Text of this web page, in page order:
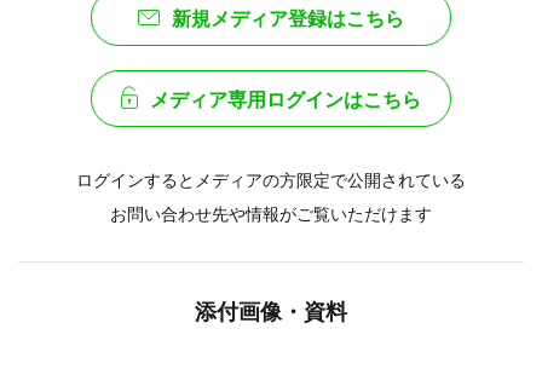
新規メディア登録はこちら
メディア専用ログインはこちら
ログインするとメディアの方限定で公開されている
お問い合わせ先や情報がご覧いただけます
添付画像・資料